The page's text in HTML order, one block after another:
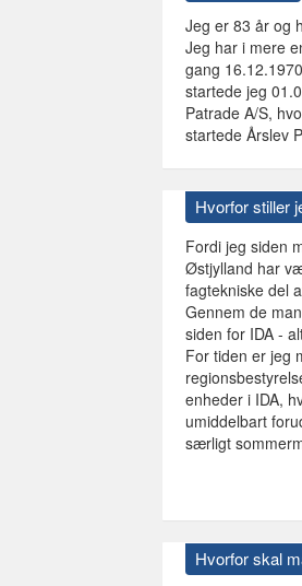
Jeg er 83 år og
Jeg har i mere
gang
startede jeg
Patrade A/S,
startede Årslev
Hvorfor stiller
Fordi jeg siden
Østjylland har
fagtekniske del
Gennem de
siden for IDA -
For tiden er jeg
enheder i IDA,
umiddelbart
særligt
Hvorfor skal